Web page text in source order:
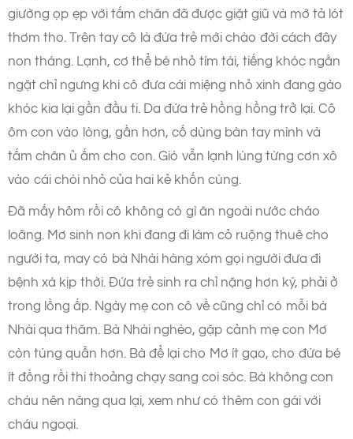
giường ọp ẹp với tấm chăn đã được giặt giũ và mớ tả lót
thơm tho. Trên tay cô là đứa trẻ mới chào đời cách đây
non tháng. Lạnh, cơ thể bé nhỏ tím tái, tiếng khóc ngằn
ngặt chỉ ngưng khi cô đưa cái miệng nhỏ xinh đang gào
khóc kia lại gần đầu ti. Da đứa trẻ hồng hồng trở lại. Cô
ôm con vào lòng, gần hơn, cố dùng bàn tay mình và
tấm chăn ủ ấm cho con. Gió vẫn lạnh lùng từng cơn xô
vào cái chòi nhỏ của hai kẻ khốn cùng.
Đã mấy hôm rồi cô không có gì ăn ngoài nước cháo
loãng. Mơ sinh non khi đang đi làm cỏ ruộng thuê cho
người ta, may có bà Nhài hàng xóm gọi người đưa đi
bệnh xá kịp thời. Đứa trẻ sinh ra chỉ nặng hơn ký, phải ở
trong lồng ấp. Ngày mẹ con cô về cũng chỉ có mỗi bà
Nhài qua thăm. Bà Nhài nghèo, gặp cảnh mẹ con Mơ
còn túng quẫn hơn. Bà để lại cho Mơ ít gạo, cho đứa bé
ít đồng rồi thi thoảng chạy sang coi sóc. Bà không con
cháu nên năng qua lại, xem như có thêm con gái với
cháu ngoại.